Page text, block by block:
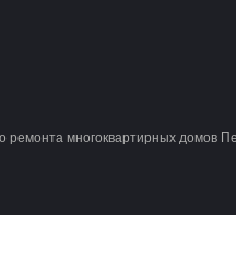
ремонта многоквартирных домов